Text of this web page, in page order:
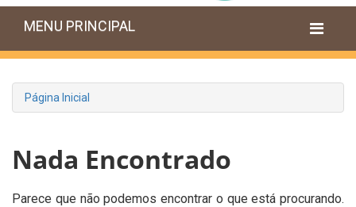
MENU PRINCIPAL
Página Inicial
Nada Encontrado
Parece que não podemos encontrar o que está procurando.